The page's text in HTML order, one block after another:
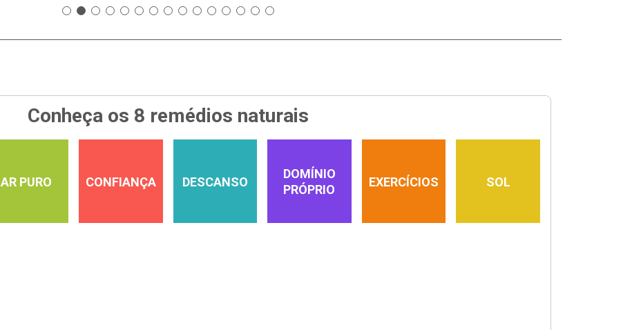
Conheça os 8 remédios naturais
AR PURO CONFIANÇA DESCANSO
DOMÍNIO
PRÓPRIO
EXERCÍCIOS SOL